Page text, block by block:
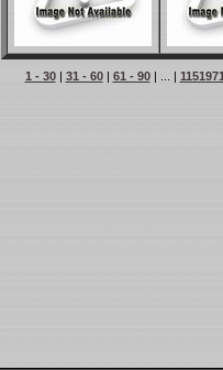
1 - 30| 31 - 60| 61 - 90| ... |